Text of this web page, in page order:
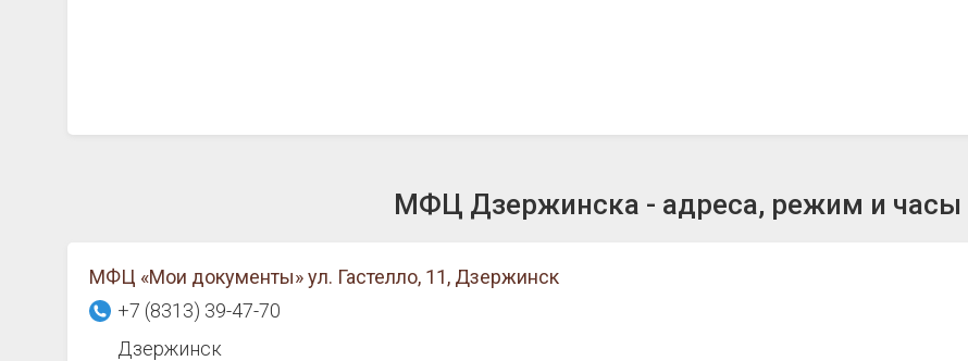
МФЦ Дзержинска - адреса, режим и часы
МФЦ «Мои документы» ул. Гастелло, 11, Дзержинск
+7 (8313) 39-47-70
Дзержинск